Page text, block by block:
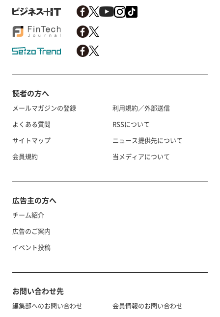
読者の方へ
メールマガジンの登録
よくある質問
サイトマップ
会員規約
利用規約／外部送信
RSSについて
ニュース提供先について
当メディアについて
広告主の方へ
チーム紹介
広告のご案内
イベント投稿
お問い合わせ先
編集部へのお問い合わせ
会員情報のお問い合わせ